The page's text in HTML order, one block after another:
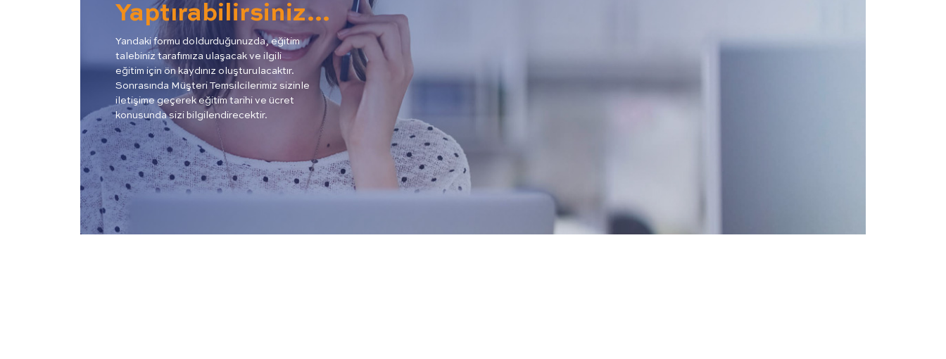
Yaptırabilirsiniz…
Yandaki formu doldurduğunuzda, eğitim
talebiniz tarafımıza ulaşacak ve ilgili
eğitim için ön kaydınız oluşturulacaktır.
Sonrasında Müşteri Temsilcilerimiz sizinle
iletişime geçerek eğitim tarihi ve ücret
konusunda sizi bilgilendirecektir.